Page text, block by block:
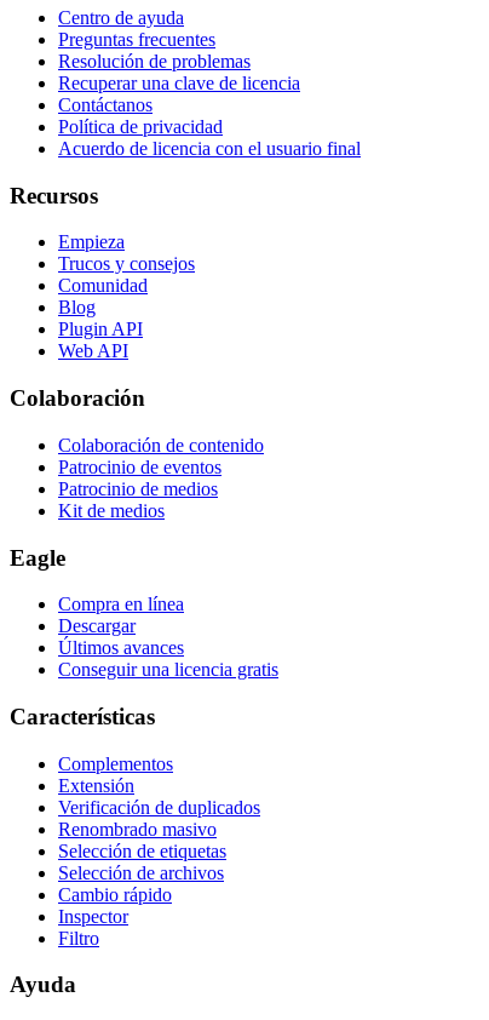
Centro de ayuda
Preguntas frecuentes
Resolución de problemas
Recuperar una clave de licencia
Contáctanos
Política de privacidad
Acuerdo de licencia con el usuario final
Recursos
Empieza
Trucos y consejos
Comunidad
Blog
Plugin API
Web API
Colaboración
Colaboración de contenido
Patrocinio de eventos
Patrocinio de medios
Kit de medios
Eagle
Compra en línea
Descargar
Últimos avances
Conseguir una licencia gratis
Características
Complementos
Extensión
Verificación de duplicados
Renombrado masivo
Selección de etiquetas
Selección de archivos
Cambio rápido
Inspector
Filtro
Ayuda